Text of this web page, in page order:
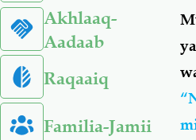
Akhlaaq-
Aadaab
Raqaaiq
Familia-Jamii